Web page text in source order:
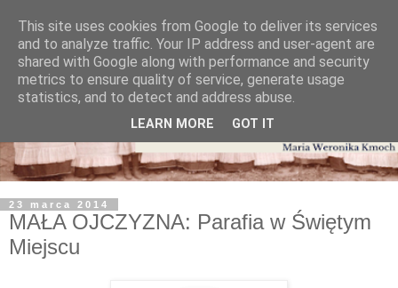
23 marca 2014
MAŁA OJCZYZNA: Parafia w Świętym
Miejscu
This site uses cookies from Google to deliver its services
and to analyze traffic. Your IP address and user-agent are
shared with Google along with performance and security
metrics to ensure quality of service, generate usage
statistics, and to detect and address abuse.
LEARN MORE GOT IT